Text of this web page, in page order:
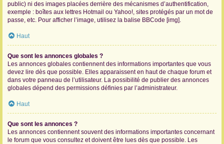
public) ni des images placées derrière des mécanismes d’authentification,
exemple : boîtes aux lettres Hotmail ou Yahoo!, sites protégés par un mot de
passe, etc. Pour afficher l’image, utilisez la balise BBCode [img].
Haut
Que sont les annonces globales ?
Les annonces globales contiennent des informations importantes que vous
devez lire dès que possible. Elles apparaissent en haut de chaque forum et
dans votre panneau de l’utilisateur. La possibilité de publier des annonces
globales dépend des permissions définies par l’administrateur.
Haut
Que sont les annonces ?
Les annonces contiennent souvent des informations importantes concernant
le forum que vous consultez et doivent être lues dès que possible. Les